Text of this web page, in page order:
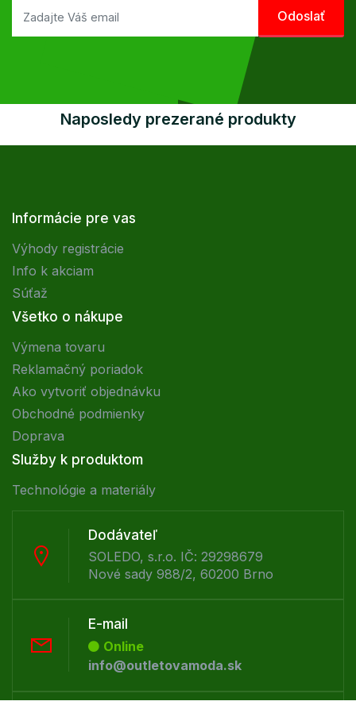
Naposledy prezerané produkty
Informácie pre vas
Výhody registrácie
Info k akciam
Súťaž
Všetko o nákupe
Výmena tovaru
Reklamačný poriadok
Ako vytvoriť objednávku
Obchodné podmienky
Doprava
Služby k produktom
Technológie a materiály
Dodávateľ
SOLEDO, s.r.o. IČ: 29298679
Nové sady 988/2, 60200 Brno
E-mail
Online
info@outletovamoda.sk